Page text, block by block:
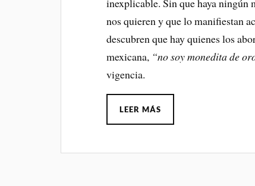
inexplicable. Sin que haya ningún
nos quieren y que lo manifiestan
descubren que hay quienes los
mexicana, “no soy monedita de
vigencia.
LEER MÁS